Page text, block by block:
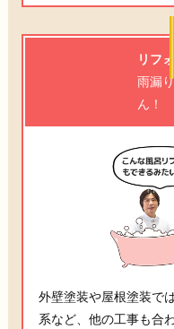
リフ
雨漏
ん！
外壁塗装や屋根塗装で
系など、他の工事も合